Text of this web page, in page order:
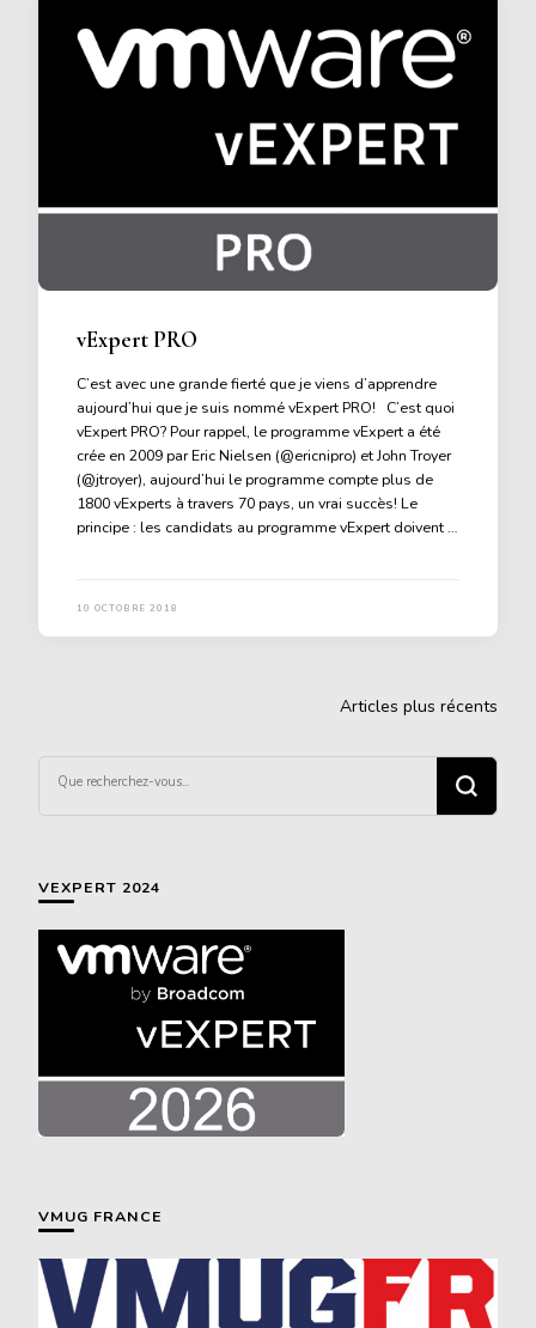
vExpert PRO
C’est avec une grande fierté que je viens d’apprendre
aujourd’hui que je suis nommé vExpert PRO! C’est quoi
vExpert PRO? Pour rappel, le programme vExpert a été
crée en 2009 par Eric Nielsen (@ericnipro) et John Troyer
(@jtroyer), aujourd’hui le programme compte plus de
1800 vExperts à travers 70 pays, un vrai succès! Le
principe : les candidats au programme vExpert doivent …
10 OCTOBRE 2018
articles
Articles plus récents
recherchiez
quelque
VEXPERT 2024
VMUG FRANCE